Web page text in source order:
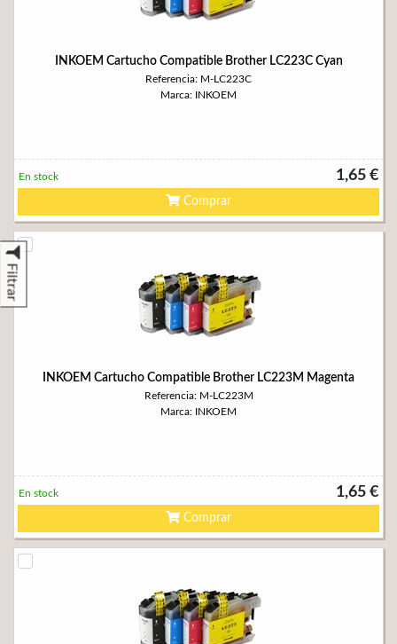
Filtrar
INKOEM Cartucho Compatible Brother LC223C Cyan
Referencia: M-LC223C
Marca: INKOEM
1,65 €
En stock
Comprar
INKOEM Cartucho Compatible Brother LC223M Magenta
Referencia: M-LC223M
Marca: INKOEM
1,65 €
En stock
Comprar